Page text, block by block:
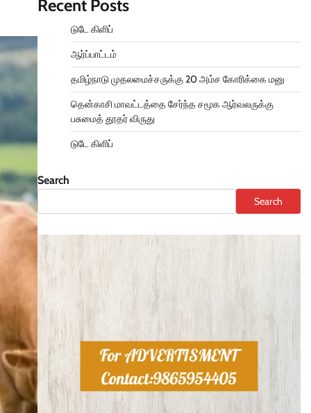
Recent Posts
டுடே கிளிப்
ஆர்ப்பாட்டம்
தமிழ்நாடு முதலமைச்சருக்கு 20 அம்ச கோரிக்கை மனு
தென்காசி மாவட்டத்தை சேர்ந்த சமூக ஆர்வலருக்கு
பசுமைத் தூதர் விருது
டுடே கிளிப்
Search
Search